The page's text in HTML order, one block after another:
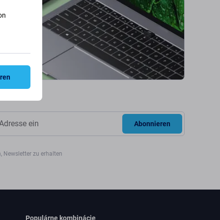
Abonnieren
Newsletter zu erhalten
Populárne kombinácie